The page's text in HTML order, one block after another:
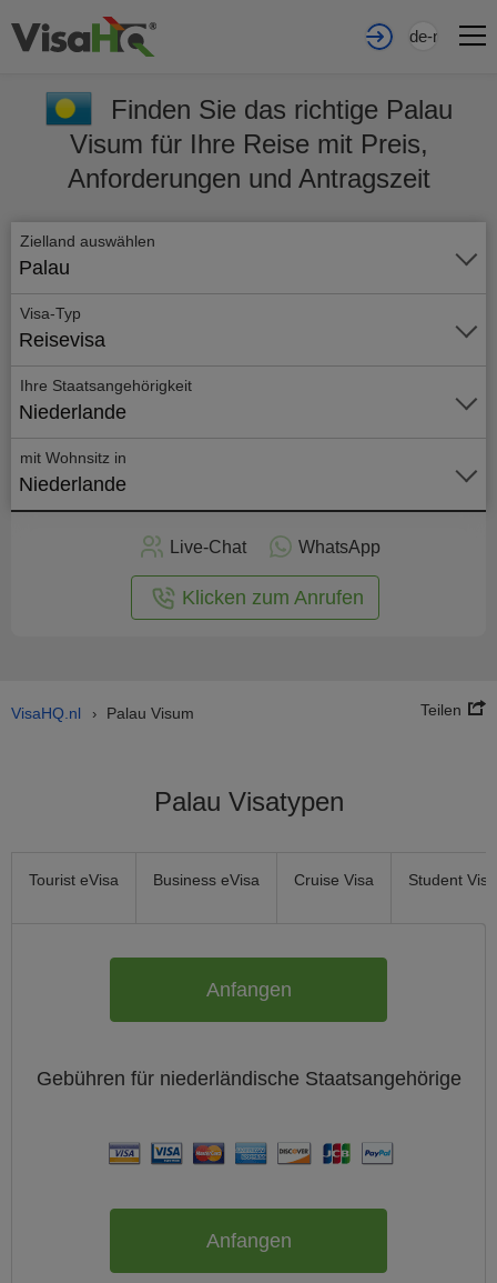
de-nl
Finden Sie das richtige Palau
Visum für Ihre Reise mit Preis,
Anforderungen und Antragszeit
Zielland auswählen
Palau
Visa-Typ
Reisevisa
Ihre Staatsangehörigkeit
Niederlande
mit Wohnsitz in
Niederlande
Live-Chat WhatsApp
Klicken zum Anrufen
VisaHQ.nl › Palau Visum Teilen
Palau Visatypen
Tourist eVisa Business eVisa Cruise Visa Student Visa
Anfangen
Gebühren für niederländische Staatsangehörige
Anfangen